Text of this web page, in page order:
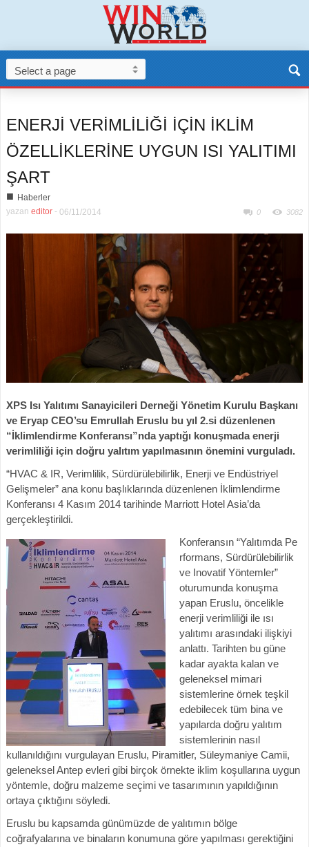
ENERJİ VERİMLİLİĞİ İÇİN İKLİM
ÖZELLİKLERİNE UYGUN ISI YALITIMI
ŞART
■ Haberler
yazan editor - 06/11/2014 0 3082
XPS Isı Yalıtımı Sanayicileri Derneği Yönetim Kurulu Başkanı
ve Eryap CEO’su Emrullah Eruslu bu yıl 2.si düzenlenen
“İklimlendirme Konferansı”nda yaptığı konuşmada enerji
verimliliği için doğru yalıtım yapılmasının önemini vurguladı.
“HVAC & IR, Verimlilik, Sürdürülebilirlik, Enerji ve Endüstriyel
Gelişmeler” ana konu başlıklarında düzenlenen İklimlendirme
Konferansı 4 Kasım 2014 tarihinde Marriott Hotel Asia’da
gerçekleştirildi.
Konferansın “Yalıtımda Pe
rformans, Sürdürülebilirlik
ve Inovatif Yöntemler”
oturumunda konuşma
yapan Eruslu, öncelikle
enerji verimliliği ile ısı
yalıtımı arasındaki ilişkiyi
anlattı. Tarihten bu güne
kadar ayakta kalan ve
geleneksel mimari
sistemlerine örnek teşkil
edebilecek tüm bina ve
yapılarda doğru yalıtım
sistemlerinin nasıl
kullanıldığını vurgulayan Eruslu, Piramitler, Süleymaniye Camii,
geleneksel Antep evleri gibi birçok örnekte iklim koşullarına uygun
yöntemle, doğru malzeme seçimi ve tasarımının yapıldığının
ortaya çıktığını söyledi.
Eruslu bu kapsamda günümüzde de yalıtımın bölge
coğrafyalarına ve binaların konumuna göre yapılması gerektiğini